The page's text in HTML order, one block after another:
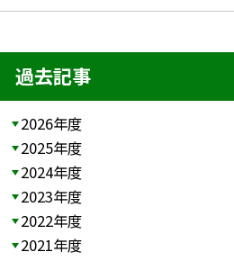
過去記事
2026年度
2025年度
2024年度
2023年度
2022年度
2021年度